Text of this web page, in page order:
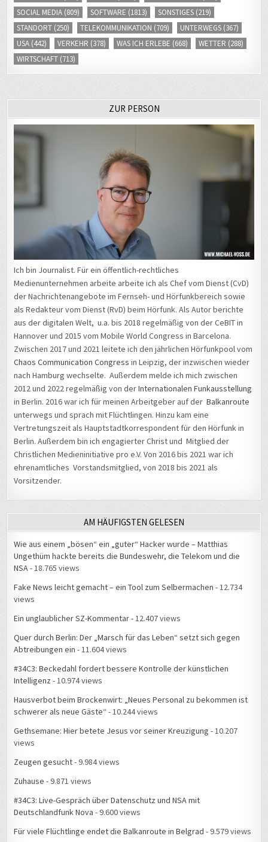
USA(442) VERKEHR(378) WAS ICH ERLEBE(668) WETTER
WIRTSCHAFT(713)
Ich bin Journalist. Für ein öffentlich-rechtliches
Medienunternehmen arbeite arbeite ich als Chef vom Dienst (CvD)
der Nachrichtenangebote im Fernseh- und Hörfunkbereich sowie
als Redakteur vom Dienst (RvD) beim Hörfunk. Als Autor berichte
aus der digitalen Welt, u.a. bis 2018 regelmäßig von der CeBIT in
Hannover und 2015 vom Mobile World Congress in Barcelona.
Zwischen 2017 und 2021 leitete ich den jährlichen Hörfunkpool vom
Chaos Communication Congressin Leipzig, der inzwischen wieder
nach Hamburg wechselte. Außerdem melde ich mich zwischen
2012 und 2022 regelmäßig von der Internationalen Funkausstellung
in Berlin. 2016 war ich für meinen Arbeitgeber auf derBalkanroute
unterwegs und sprach mit Flüchtlingen. Hinzu kam eine
Vertretungszeit als Hauptstadtkorrespondent für den Hörfunk in
Berlin. Außerdem bin ich engagierter Christ und Mitglied der
Christlichen Medieninitiative pro e.V. Von 2016 bis 2021 war ich
ehrenamtliches Vorstandsmitglied, von 2018 bis 2021 als
Vorsitzender.
Wie aus einem „bösen“ ein „guter“ Hacker wurde – Matthias
Ungethüm hackte bereits die Bundeswehr, die Telekom und die
NSA - 18.765 views
Fake News leicht gemacht – ein Tool zum Selbermachen- 12.734
views
Ein unglaublicher SZ-Kommentar- 12.407 views
Abtreibungen ein- 11.604 views
#34C3: Beckedahl fordert bessere Kontrolle der künstlichen
Intelligenz- 10.974 views
Hausverbot beim Brockenwirt: „Neues Personal zu bekommen ist
schwerer als neue Gäste“
Gethsemane: Hier betete Jesus vor seiner Kreuzigung- 10.207
views
Zeugen gesucht- 9.984 views
Deutschlandfunk Nova
Für viele Flüchtlinge endet die Balkanroute in Belgrad
views